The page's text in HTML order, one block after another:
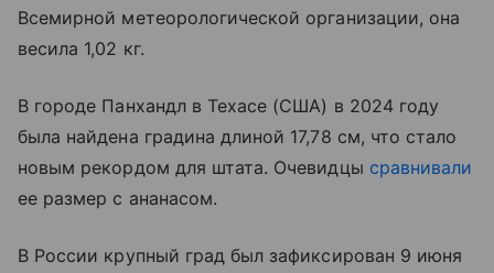
Всемирной метеорологической организации, она
весила 1,02 кг.
В городе Панхандл в Техасе (США) в 2024 году
была найдена градина длиной 17,78 см, что стало
новым рекордом для штата. Очевидцы сравнивали
ее размер с ананасом.
В России крупный град был зафиксирован 9 июня